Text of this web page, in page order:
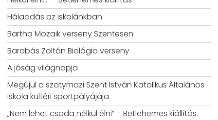
Hálaadás az iskolánkban
Bartha Mozaik verseny Szentesen
Barabás Zoltán Biológia verseny
A jóság világnapja
Megújul a szatymazi Szent István Katolikus Általános
Iskola kültéri sportpályájája
„Nem lehet csoda nélkül élni” – Betlehemes kiállítás